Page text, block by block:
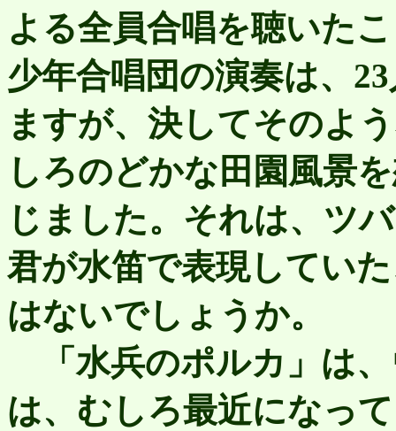
よる全員合唱を聴いた
少年合唱団の演奏は、
ますが、決してそのよ
しろのどかな田園風景
じました。それは、ツ
君が水笛で表現してい
はないでしょうか。
「水兵のポルカ」は
は、むしろ最近になっ